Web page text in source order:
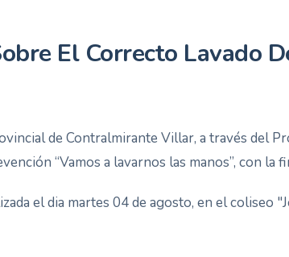
El Correcto Lavado
de Contralmirante Villar, a través del
“Vamos a lavarnos las manos”, con
el dia martes 04 de agosto, en el